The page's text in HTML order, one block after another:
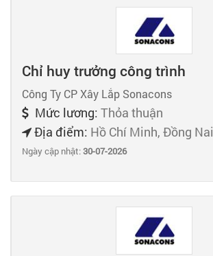
Chỉ huy trưởng công trình
Công Ty CP Xây Lắp Sonacons
Mức lương: Thỏa thuận
Địa điểm: Hồ Chí Minh, Đồng Nai
Ngày cập nhật:30-07-2026